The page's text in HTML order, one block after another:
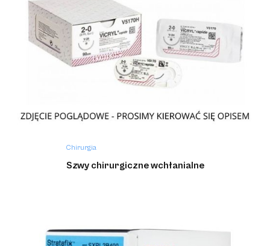
Chirurgia
Szwy chirurgiczne niewchłanialne
Chirurgia
Szwy chirurgiczne wchłanialne